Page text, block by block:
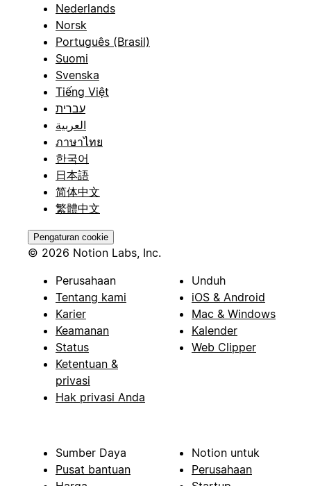
Nederlands
Norsk
Português (Brasil)
Suomi
Svenska
Tiếng Việt
עברית
العربية
ภาษาไทย
한국어
日本語
简体中文
繁體中文
Pengaturan cookie
© 2026 Notion Labs, Inc.
Perusahaan
Tentang kami
Karier
Keamanan
Status
Ketentuan &
privasi
Hak privasi Anda
Unduh
iOS & Android
Mac & Windows
Kalender
Web Clipper
Sumber Daya
Pusat bantuan
Notion untuk
Perusahaan